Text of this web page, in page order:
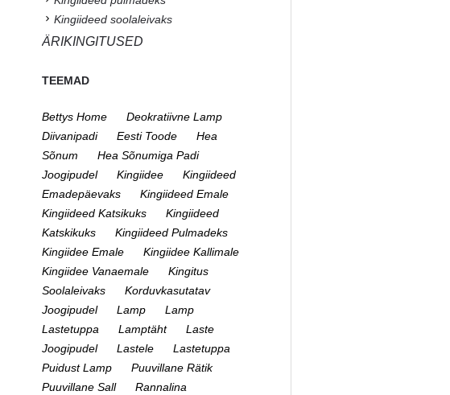
Kingiideed soolaleivaks
ÄRIKINGITUSED
TEEMAD
Bettys Home
Deokratiivne Lamp
Diivanipadi
Eesti Toode
Hea
Sõnum
Hea Sõnumiga Padi
Joogipudel
Kingiidee
Kingiideed
Emadepäevaks
Kingiideed Emale
Kingiideed Katsikuks
Kingiideed
Katskikuks
Kingiideed Pulmadeks
Kingiidee Emale
Kingiidee Kallimale
Kingiidee Vanaemale
Kingitus
Soolaleivaks
Korduvkasutatav
Joogipudel
Lamp
Lamp
Lastetuppa
Lamptäht
Laste
Joogipudel
Lastele
Lastetuppa
Puidust Lamp
Puuvillane Rätik
Puuvillane Sall
Rannalina